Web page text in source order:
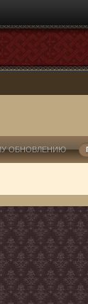
ОБНОВЛЕНИЮ